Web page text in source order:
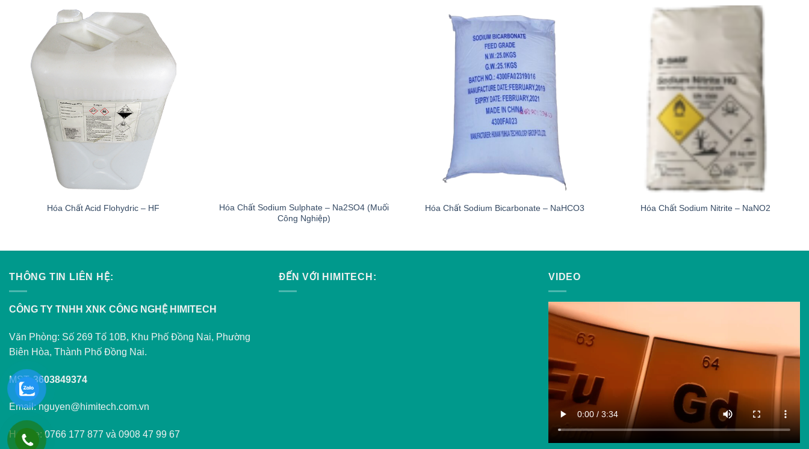
Hóa Chất Acid Flohydric – HF
Hóa Chất Sodium Sulphate – Na2SO4 (Muối
Công Nghiệp)
Hóa Chất Sodium Bicarbonate – NaHCO3 Hóa Chất Sodium Nitrite – NaNO2
THÔNG TIN LIÊN HỆ:
CÔNG TY TNHH XNK CÔNG NGHỆ HIMITECH
Văn Phòng: Số 269 Tổ 10B, Khu Phố Đồng Nai, Phường
Biên Hòa, Thành Phố Đồng Nai.
MST:3603849374
Email: nguyen@himitech.com.vn
Hotline: 0766 177 877 và 0908 47 99 67
ĐẾN VỚI HIMITECH: VIDEO